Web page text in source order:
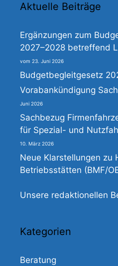
Aktuelle Beiträge
Ergänzungen zum
2027–2028 betreffend
23. Juni 2026
Budgetbegleitgesetz
Vorabankündigung
Juni 2026
Sachbezug
für Spezial- und
10. März 2026
Neue Klarstellungen zu
Betriebsstätten (BMF/
Unsere redaktionellen
Kategorien
Beratung